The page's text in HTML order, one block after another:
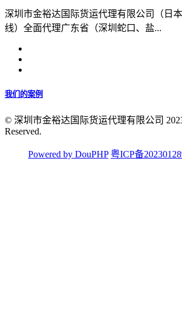
深圳市金裕达国际货运代理有限公司（日
线）全面代理广东省（深圳蛇口、盐...
我们的案例
© 深圳市金裕达国际货运代理有限公司
Reserved.
Powered by DouPHP 粤ICP备